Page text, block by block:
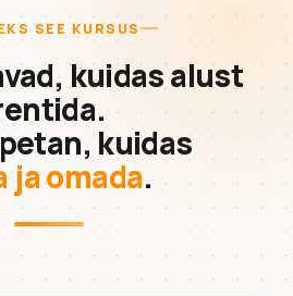
SEE KURSUS
kuidas alust
kuidas
ja omada.